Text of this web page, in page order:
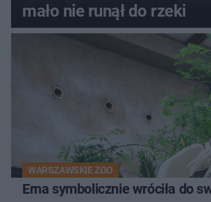
mało nie runął do rzeki
WARSZAWSKIE ZOO
Erna symbolicznie wróciła do